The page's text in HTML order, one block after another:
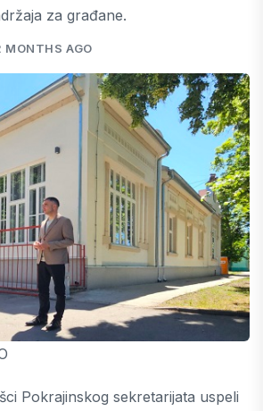
za građane.
MONTHS AGO
Pokrajinskog sekretarijata uspeli